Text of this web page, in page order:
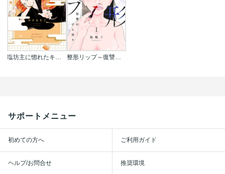
塩坊主に惚れたキツネ 整形リップ～復讐のひと塗り～
サポートメニュー
初めての方へ ご利用ガイド
ヘルプ/お問合せ 推奨環境